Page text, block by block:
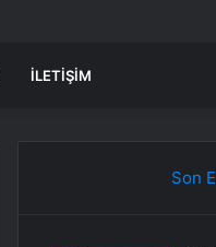
İLETIŞIM
Son